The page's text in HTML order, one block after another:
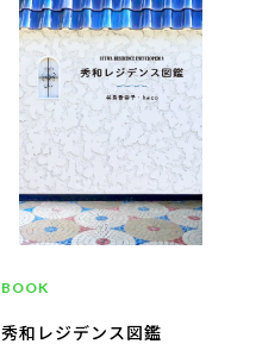
BOOK
秀和レジデンス図鑑